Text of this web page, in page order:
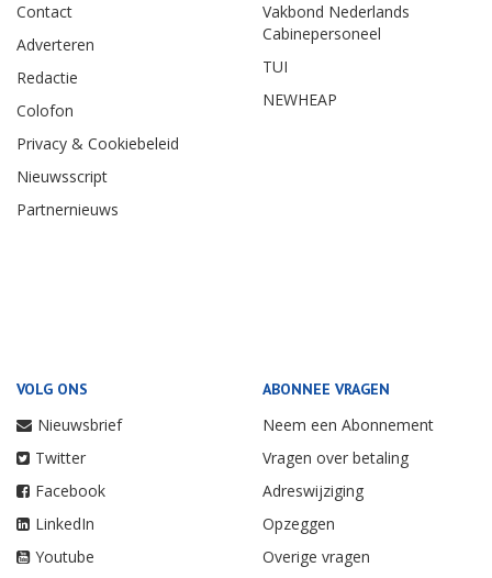
Contact
Adverteren
Redactie
Colofon
Privacy & Cookiebeleid
Nieuwsscript
Partnernieuws
Vakbond Nederlands
Cabinepersoneel
TUI
NEWHEAP
VOLG ONS
Nieuwsbrief
Twitter
Facebook
LinkedIn
Youtube
ABONNEE VRAGEN
Neem een Abonnement
Vragen over betaling
Adreswijziging
Opzeggen
Overige vragen